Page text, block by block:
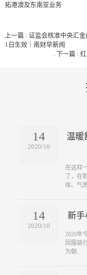
拓港澳及东南亚业务
上一篇 : 证监会核准中央汇
1日生效｜南财早新闻
下一篇 :
14
2020/10
温暖
在这样
了，在
体。气
14
2020/10
新手
​2020年
因服装
为朝...